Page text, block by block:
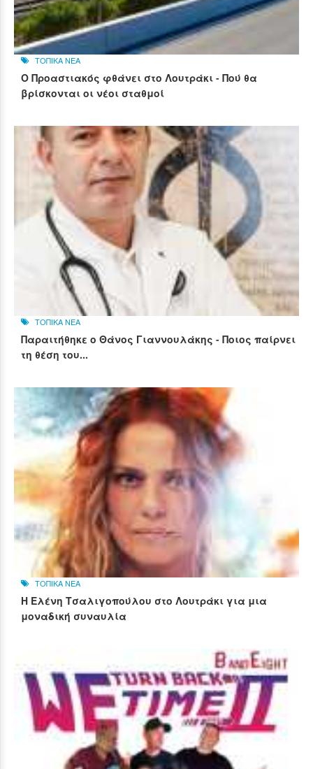
ΤΟΠΙΚΑ ΝΕΑ
Ο Προαστιακός φθάνει στο Λουτράκι - Πού θα
βρίσκονται οι νέοι σταθμοί
ΤΟΠΙΚΑ ΝΕΑ
Παραιτήθηκε ο Θάνος Γιαννουλάκης - Ποιος παίρνει
τη θέση του...
ΤΟΠΙΚΑ ΝΕΑ
Η Ελένη Τσαλιγοπούλου στο Λουτράκι για μια
μοναδική συναυλία